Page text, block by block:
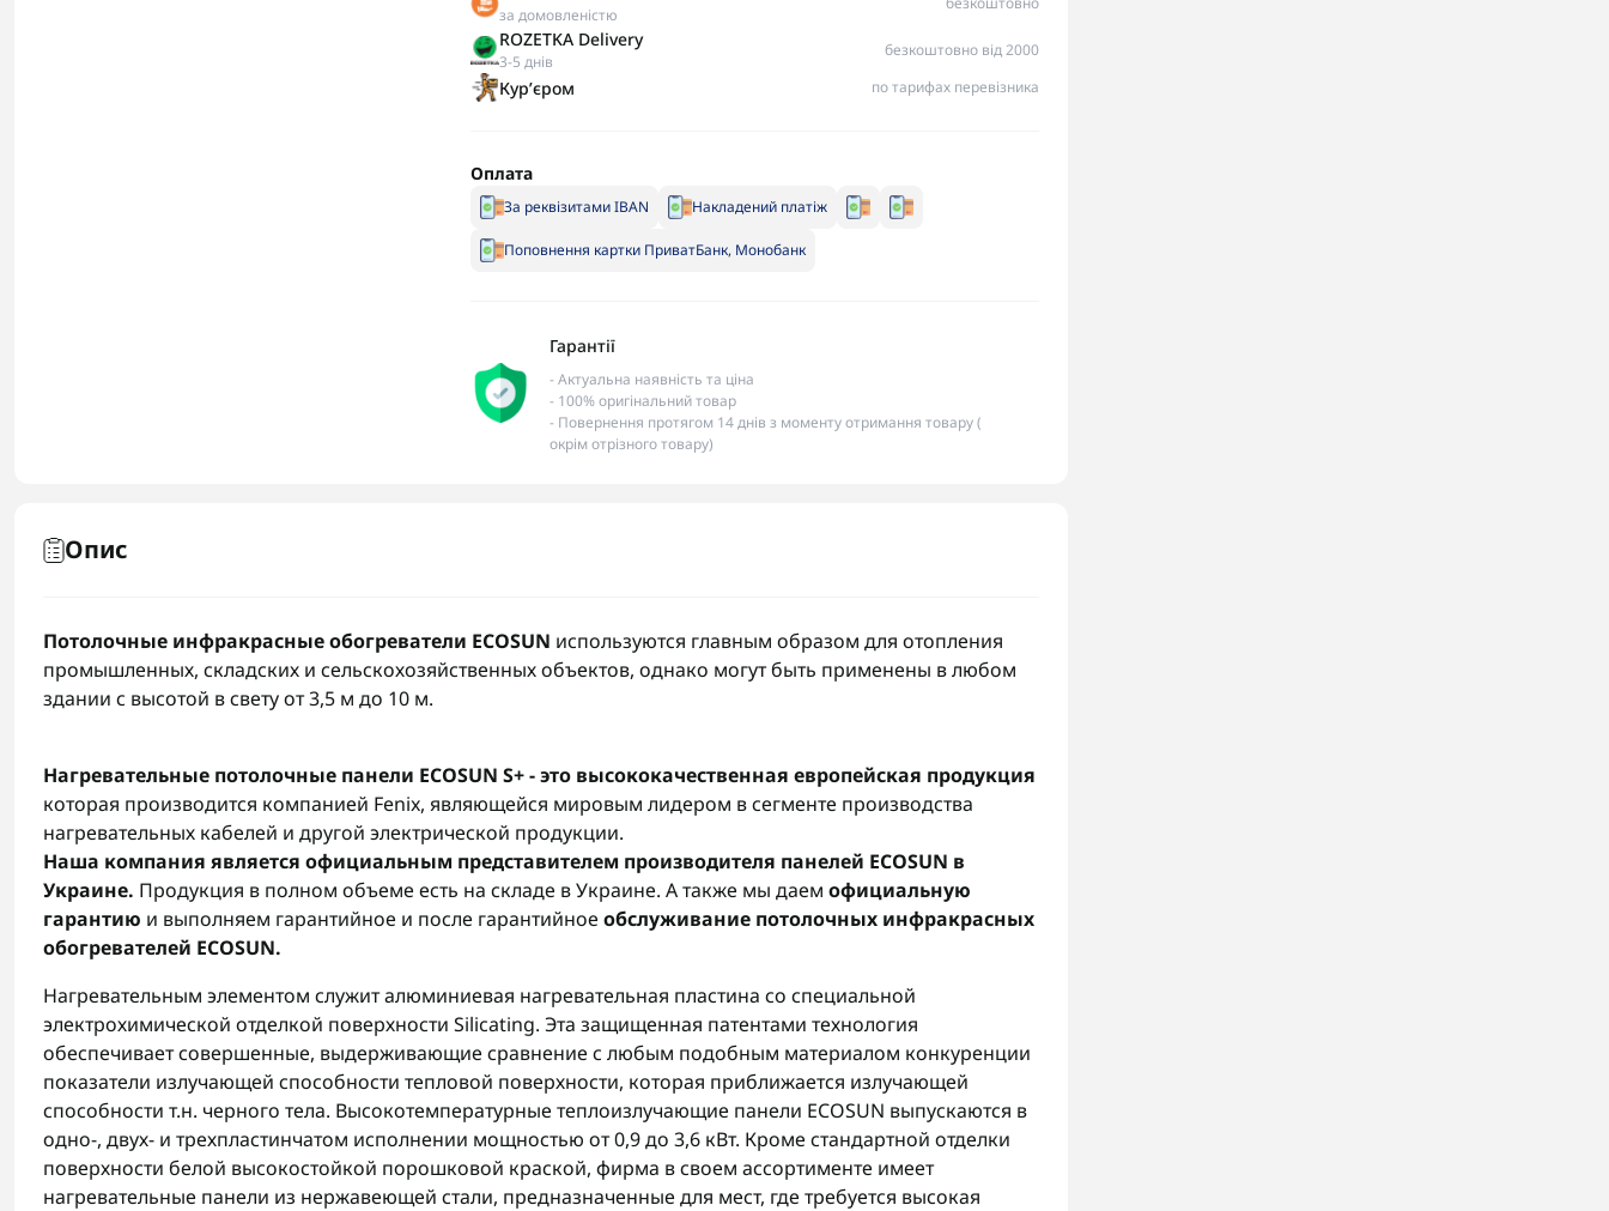
за домовленістю
ROZETKA Delivery
3-5 днів
безкоштовно від 2000
Курʼєром по тарифах перевізника
Оплата
За реквізитами IBAN Накладений платіж
Поповнення картки ПриватБанк, Монобанк
Гарантії
- Актуальна наявність та ціна
- 100% оригінальний товар
- Повернення протягом 14 днів з моменту отримання товару (
окрім отрізного товару)
Опис
Потолочные инфракрасные обогреватели ECOSUN используются главным образом для отопления
промышленных, складских и сельскохозяйственных объектов, однако могут быть применены в любом
здании с высотой в свету от 3,5 м до 10 м.
Нагревательные потолочные панели ECOSUN S+ - это высококачественная европейская продукция
которая производится компанией Fenix, являющейся мировым лидером в сегменте производства
нагревательных кабелей и другой электрической продукции.
Наша компания является официальным представителем производителя панелей ECOSUN в
Украине. Продукция в полном объеме есть на складе в Украине. А также мы даем официальную
гарантию и выполняем гарантийное и после гарантийное обслуживание потолочных инфракрасных
обогревателей ECOSUN.
Нагревательным элементом служит алюминиевая нагревательная пластина со специальной
электрохимической отделкой поверхности Silicating. Эта защищенная патентами технология
обеспечивает совершенные, выдерживающие сравнение с любым подобным материалом конкуренции
показатели излучающей способности тепловой поверхности, которая приближается излучающей
способности т.н. черного тела. Высокотемпературные теплоизлучающие панели ECOSUN выпускаются в
одно-, двух- и трехпластинчатом исполнении мощностью от 0,9 до 3,6 кВт. Кроме стандартной отделки
поверхности белой высокостойкой порошковой краской, фирма в своем ассортименте имеет
нагревательные панели из нержавеющей стали, предназначенные для мест, где требуется высокая